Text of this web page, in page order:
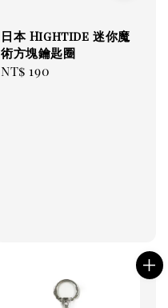
日本 Hightide 迷你魔
術方塊鑰匙圈
Regular
NT$ 190